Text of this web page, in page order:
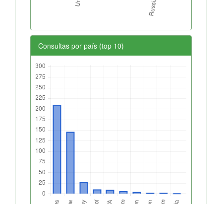
Consultas por país (top 10)